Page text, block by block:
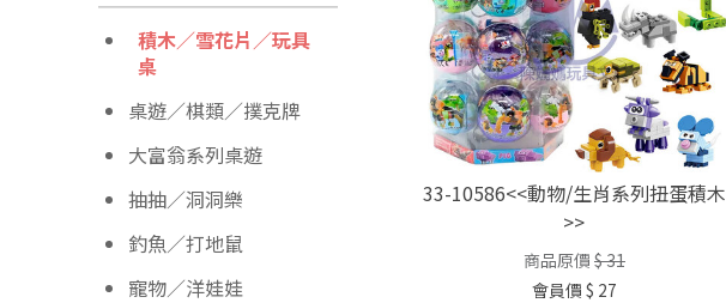
積木／雪花片／玩具
桌
桌遊／棋類／撲克牌
大富翁系列桌遊
抽抽／洞洞樂
釣魚／打地鼠
寵物／洋娃娃
33-10586<<動物/生肖系列扭蛋積木
>>
商品原價 $ 31
會員價 $ 27